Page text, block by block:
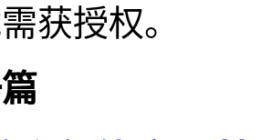
获授权。